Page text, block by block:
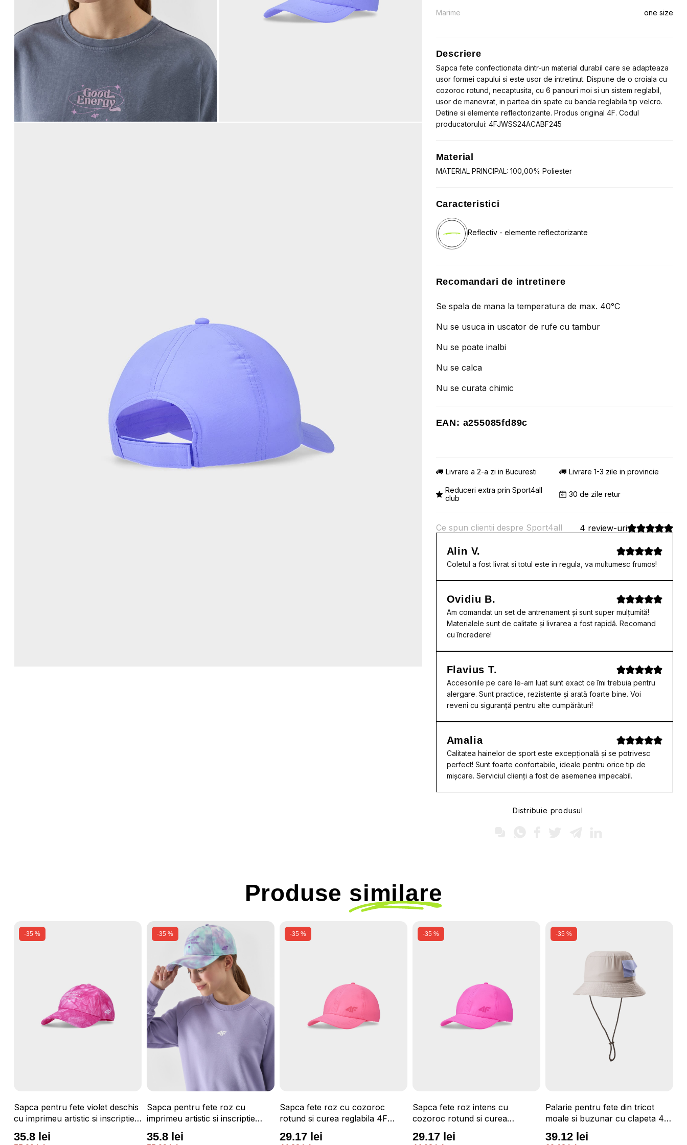
aeste:
Marime
one size
Descriere
Sapca fete confectionata dintr-un material durabil care se adapteaza
usor formei capului si este usor de intretinut. Dispune de o croiala cu
cozoroc rotund, necaptusita, cu 6 panouri moi si un sistem reglabil,
usor de manevrat, in partea din spate cu banda reglabila tip velcro.
Detine si elemente reflectorizante. Produs original 4F. Codul
producatorului: 4FJWSS24ACABF245
Material
MATERIAL PRINCIPAL: 100,00% Poliester
Caracteristici
Reflectiv - elemente reflectorizante
Recomandari de intretinere
Se spala de mana la temperatura de max. 40°C
Nu se usuca in uscator de rufe cu tambur
Nu se poate inalbi
Nu se calca
Nu se curata chimic
EAN: a255085fd89c
Livrare a 2-a zi in Bucuresti Livrare 1-3 zile in provincie
Reduceri extra prin Sport4all
club
30 de zile retur
Ce spun clientii despre Sport4all 4 review-uri
Alin V.
Coletul a fost livrat si totul este in regula, va multumesc frumos!
Ovidiu B.
Am comandat un set de antrenament și sunt super mulțumită!
Materialele sunt de calitate și livrarea a fost rapidă. Recomand
cu încredere!
Flavius T.
Accesoriile pe care le-am luat sunt exact ce îmi trebuia pentru
alergare. Sunt practice, rezistente și arată foarte bine. Voi
reveni cu siguranță pentru alte cumpărături!
Amalia
Calitatea hainelor de sport este excepțională și se potrivesc
perfect! Sunt foarte confortabile, ideale pentru orice tip de
mișcare. Serviciul clienți a fost de asemenea impecabil.
Distribuie produsul
Produse similare
-35 %
Sapca pentru fete violet deschis
cu imprimeu artistic si inscriptie
brodata 4F JUNIOR
35.8 lei
-35 %
Sapca pentru fete roz cu
imprimeu artistic si inscriptie
brodata 4F JUNIOR
35.8 lei
-35 %
Sapca fete roz cu cozoroc
rotund si curea reglabila 4F
JUNIOR
29.17 lei
-35 %
Sapca fete roz intens cu
cozoroc rotund si curea
reglabila 4F JUNIOR
29.17 lei
-35 %
Palarie pentru fete din tricot
moale si buzunar cu clapeta 4F
JUNIOR
39.12 lei